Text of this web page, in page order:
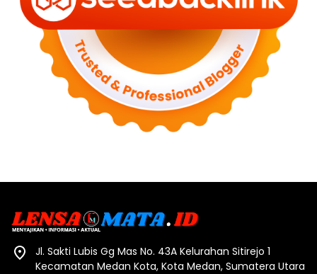
Jl. Sakti Lubis Gg Mas No. 43A Kelurahan Sitirejo 1
Kecamatan Medan Kota, Kota Medan, Sumatera Utara